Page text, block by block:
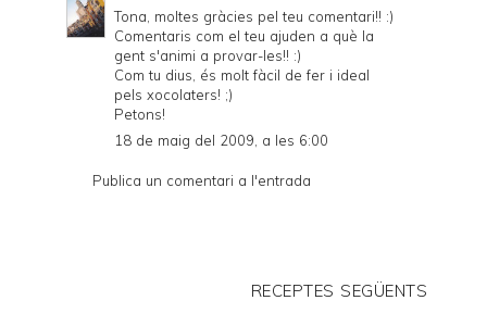
Tona, moltes gràcies pel teu comentari!! :)
Comentaris com el teu ajuden a què la
gent s'animi a provar-les!! :)
Com tu dius, és molt fàcil de fer i ideal
pels xocolaters! ;)
Petons!
18 de maig del 2009, a les 6:00
Publica un comentari a l'entrada
RECEPTES SEGÜENTS